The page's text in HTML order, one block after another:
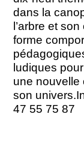
dans la
l’arbre et
forme
ludiques
une nouvelle
son
47 55 75 87